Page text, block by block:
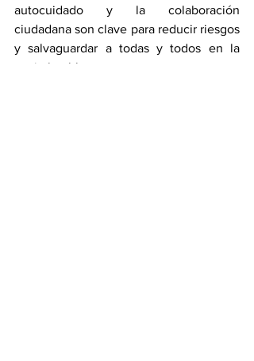
autocuidado y la colaboración
ciudadana son clave para reducir riesgos
y salvaguardar a todas y todos en la
capital poblana.